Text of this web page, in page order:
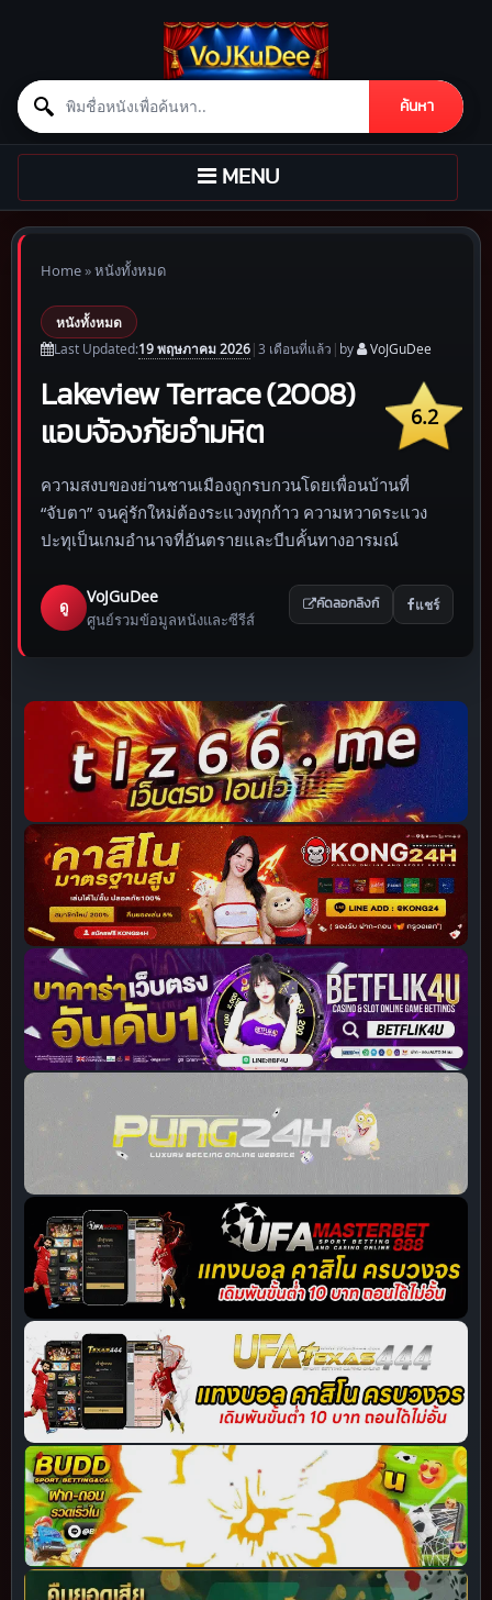
Search for:
ค้นหา
Skip to content
TOGGLE
NAVIGATION
MENU
Home»หนังทั้งหมด
หนังทั้งหมด
Last Updated:19 พฤษภาคม 2026|3 เดือนที่แล้ว | by VoJGuDee
6.2
Lakeview Terrace (2008)
แอบจ้องภัยอำมหิต
ความสงบของย่านชานเมืองถูกรบกวนโดยเพื่อนบ้านที่
“จับตา” จนคู่รักใหม่ต้องระแวงทุกก้าว ความหวาดระแวง
ปะทุเป็นเกมอำนาจที่อันตรายและบีบคั้นทางอารมณ์
ดู
VoJGuDee
ศูนย์รวมข้อมูลหนังและซีรีส์
คัดลอกลิงก์ แชร์